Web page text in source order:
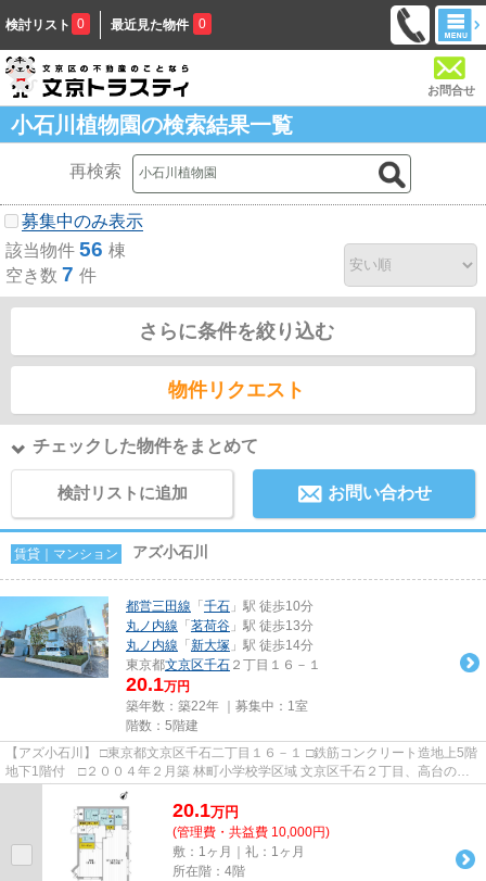
検討リスト 0 最近見た物件 0
お問合せ
小石川植物園の検索結果一覧
再検索
募集中のみ表示
該当物件 56 棟
空き数 7 件
さらに条件を絞り込む
物件リクエスト
チェックした物件をまとめて
検討リストに追加 お問い合わせ
賃貸｜マンション アズ小石川
都営三田線 「 千石 」駅 徒歩10分
丸ノ内線 「 茗荷谷 」駅 徒歩13分
丸ノ内線 「 新大塚 」駅 徒歩14分
東京都文京区千石 ２丁目１６－１
20.1万円
築年数：築22年 ｜募集中： 1室
階数：5階建
【アズ小石川】 □東京都文京区千石二丁目１６－１ □鉄筋コンクリート造地上5階
地下1階付 □２００４年２月築 林町小学校学区域 文京区千石２丁目、高台の閑
静な住宅街に佇む低層の賃...
20.1万円
(管理費・共益費 10,000円)
敷：1ヶ月｜礼：1ヶ月
所在階：4階